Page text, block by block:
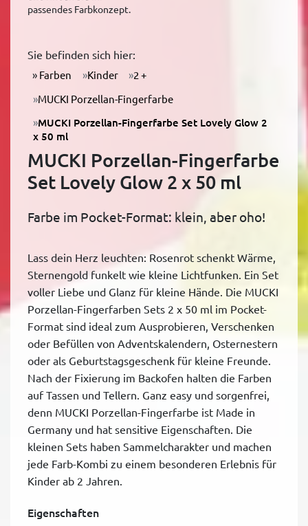
passendes Farbkonzept.
Sie befinden sich hier:
Farben Kinder
2 +
MUCKI Porzellan-Fingerfarbe
MUCKI Porzellan-Fingerfarbe Set Lovely Glow 2
x 50 ml
MUCKI Porzellan-Fingerfarbe
Set Lovely Glow 2 x 50 ml
Farbe im Pocket-Format: klein, aber oho!
Lass dein Herz leuchten: Rosenrot schenkt Wärme,
Sternengold funkelt wie kleine Lichtfunken. Ein Set
voller Liebe und Glanz für kleine Hände. Die MUCKI
Porzellan-Fingerfarben Sets 2 x 50 ml im Pocket-
Format sind ideal zum Ausprobieren, Verschenken
oder Befüllen von Adventskalendern, Osternestern
oder als Geburtstagsgeschenk für kleine Freunde.
Nach der Fixierung im Backofen halten die Farben
auf Tassen und Tellern. Ganz easy und sorgenfrei,
denn MUCKI Porzellan-Fingerfarbe ist Made in
Germany und hat sensitive Eigenschaften. Die
kleinen Sets haben Sammelcharakter und machen
jede Farb-Kombi zu einem besonderen Erlebnis für
Kinder ab 2 Jahren.
Eigenschaften